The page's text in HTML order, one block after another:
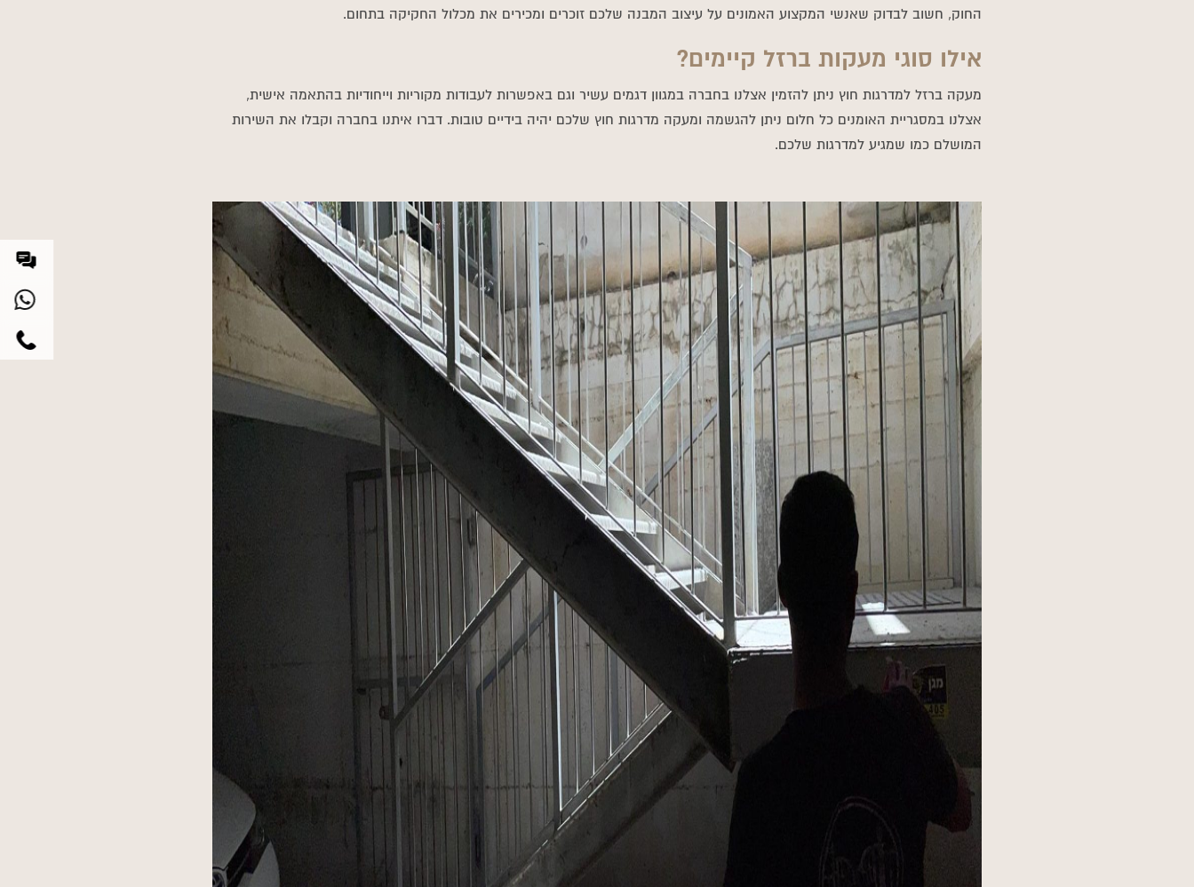
החוק, חשוב לבדוק שאנשי המקצוע האמונים על עיצוב המבנה שלכם זוכרים ומכירים את מכלול החקיקה בתחום.
אילו סוגי מעקות ברזל קיימים?
מעקה ברזל למדרגות חוץ ניתן להזמין אצלנו בחברה במגוון דגמים עשיר וגם באפשרות לעבודות מקוריות וייחודיות בהתאמה אישית,
אצלנו במסגריית האומנים כל חלום ניתן להגשמה ומעקה מדרגות חוץ שלכם יהיה בידיים טובות. דברו איתנו בחברה וקבלו את השירות
המושלם כמו שמגיע למדרגות שלכם.